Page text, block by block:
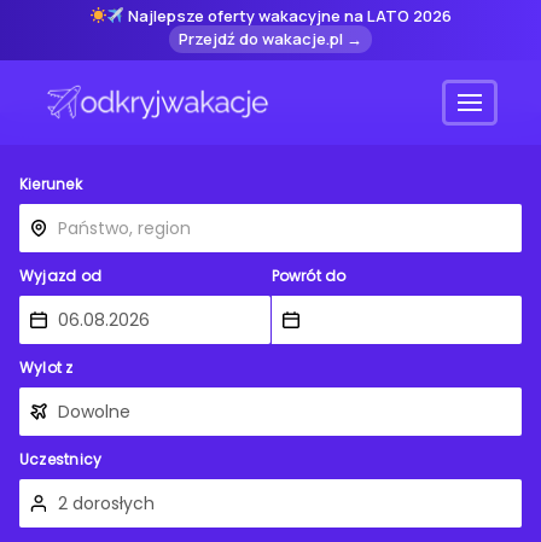
Najlepsze oferty wakacyjne na LATO 2026
Przejdź do wakacje.pl →
Menu
Kierunek
Wyjazd od Powrót do
Wylot z
Uczestnicy